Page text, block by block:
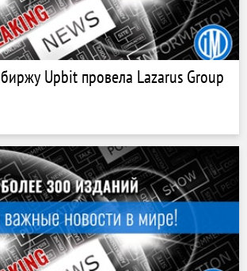
Upbit провела Lazarus Group